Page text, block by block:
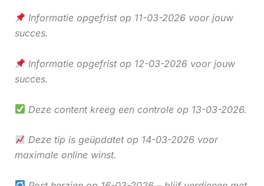
Informatie opgefrist op 11-03-2026 voor jouw
succes.
Informatie opgefrist op 12-03-2026 voor jouw
succes.
Deze content kreeg een controle op 13-03-2026.
Deze tip is geüpdatet op 14-03-2026 voor
maximale online winst.